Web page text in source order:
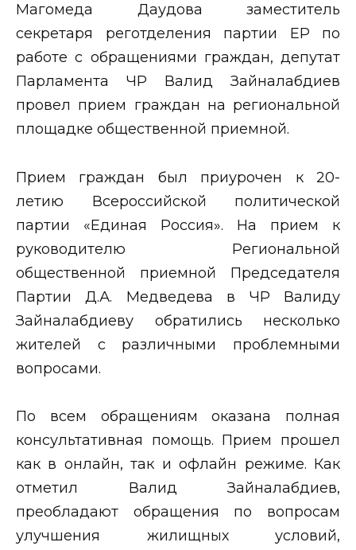
Магомеда Даудова заместитель
секретаря реготделения партии ЕР по
работе с обращениями граждан, депутат
Парламента ЧР Валид Зайналабдиев
провел прием граждан на региональной
площадке общественной приемной.
Прием граждан был приурочен к 20-
летию Всероссийской политической
партии «Единая Россия». На прием к
руководителю Региональной
общественной приемной Председателя
Партии Д.А. Медведева в ЧР Валиду
Зайналабдиеву обратились несколько
жителей с различными проблемными
вопросами.
По всем обращениям оказана полная
консультативная помощь. Прием прошел
как в онлайн, так и офлайн режиме. Как
отметил Валид Зайналабдиев,
преобладают обращения по вопросам
улучшения жилищных условий,